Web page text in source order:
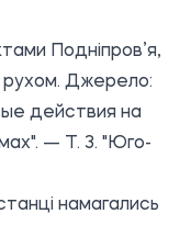
Подніпров’я,
рухом. Джерело:
действия на
— Т. 3. "Юго-
намагались